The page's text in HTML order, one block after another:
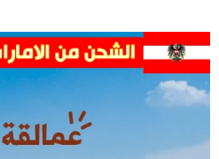
افضل
شركة
شحن
الى